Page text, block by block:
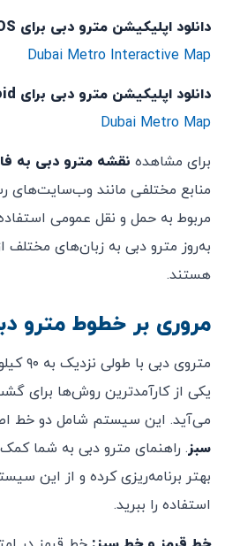
دانلود اپلیکیشن مترو دبی برای iOS:
Dubai Metro Interactive Map
دانلود اپلیکیشن مترو دبی برای Android:
Dubai Metro Map
برای مشاهده نقشه مترو دبی به
منابع مختلفی مانند وب‌سایت‌های
مربوط به حمل و نقل عمومی
به‌روز مترو دبی به زبان‌های
هستند.
مروری بر خطوط مترو
متروی
یکی از کارآمدترین روش‌ها برای
می‌آید. این سیستم شامل دو خط
سبز. راهنمای مترو دبی به شما
بهتر برنامه‌ریزی کرده و از این
استفاده را ببرید.